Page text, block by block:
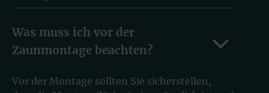
Was muss ich vor der
Zaunmontage beachten?
Vor der Montage sollten Sie sicherstellen,